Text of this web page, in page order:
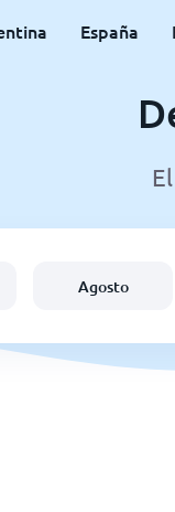
España
Agosto